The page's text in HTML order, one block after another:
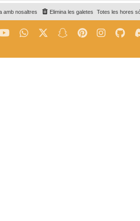
Totes les hores
Elimina les galetes
amb nosaltres